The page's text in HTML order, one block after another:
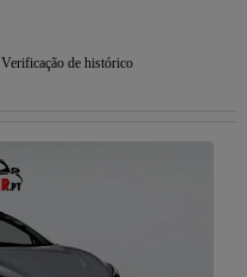
Verificação de histórico